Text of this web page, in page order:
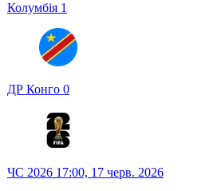
Колумбія 1
ДР Конго 0
ЧС 2026 17:00, 17 черв. 2026